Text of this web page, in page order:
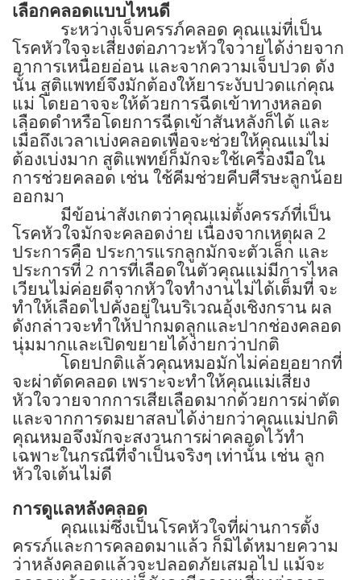
เลือกคลอดแบบไหนดี
ระหว่างเจ็บครรภ์คลอด คุณแม่ที่เป็น
โรคหัวใจจะเสี่ยงต่อภาวะหัวใจวายได้ง่ายจาก
อาการเหนื่อยอ่อน และจากความเจ็บปวด ดัง
นั้น สูติแพทย์จึงมักต้องให้ยาระงับปวดแก่คุณ
แม่ โดยอาจจะให้ด้วยการฉีดเข้าทางหลอด
เลือดดำหรือโดยการฉีดเข้าสันหลังก็ได้ และ
เมื่อถึงเวลาเบ่งคลอดเพื่อจะช่วยให้คุณแม่ไม่
ต้องเบ่งมาก สูติแพทย์ก็มักจะใช้เครื่องมือใน
การช่วยคลอด เช่น ใช้คีมช่วยคีบศีรษะลูกน้อย
ออกมา
มีข้อน่าสังเกตว่าคุณแม่ตั้งครรภ์ที่เป็น
โรคหัวใจมักจะคลอดง่าย เนื่องจากเหตุผล 2
ประการคือ ประการแรกลูกมักจะตัวเล็ก และ
ประการที่ 2 การที่เลือดในตัวคุณแม่มีการไหล
เวียนไม่ค่อยดีจากหัวใจทำงานไม่ได้เต็มที่ จะ
ทำให้เลือดไปคั่งอยู่ในบริเวณอุ้งเชิงกราน ผล
ดังกล่าวจะทำให้ปากมดลูกและปากช่องคลอด
นุ่มมากและเปิดขยายได้ง่ายกว่าปกติ
โดยปกติแล้วคุณหมอมักไม่ค่อยอยากที่
จะผ่าตัดคลอด เพราะจะทำให้คุณแม่เสี่ยง
หัวใจวายจากการเสียเลือดมากด้วยการผ่าตัด
และจากการดมยาสลบได้ง่ายกว่าคุณแม่ปกติ
คุณหมอจึงมักจะสงวนการผ่าคลอดไว้ทำ
เฉพาะในกรณีที่จำเป็นจริงๆ เท่านั้น เช่น ลูก
หัวใจเต้นไม่ดี
การดูแลหลังคลอด
คุณแม่ซึ่งเป็นโรคหัวใจที่ผ่านการตั้ง
ครรภ์และการคลอดมาแล้ว ก็มิได้หมายความ
ว่าหลังคลอดแล้วจะปลอดภัยเสมอไป แม้จะ